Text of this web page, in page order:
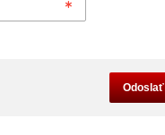
Odoslať